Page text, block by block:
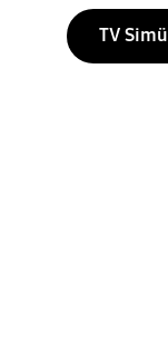
TV